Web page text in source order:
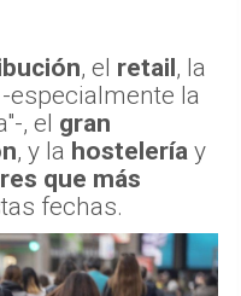
, el retail, la
-especialmente la
, el gran
, y la hostelería y
que más
fechas.